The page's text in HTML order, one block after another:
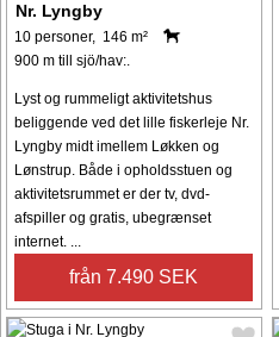
Nr. Lyngby
10 personer, 146 m²
900 m till sjö/hav:.
Lyst og rummeligt aktivitetshus
beliggende ved det lille fiskerleje Nr.
Lyngby midt imellem Løkken og
Lønstrup. Både i opholdsstuen og
aktivitetsrummet er der tv, dvd-
afspiller og gratis, ubegrænset
internet. ...
från 7.490 SEK